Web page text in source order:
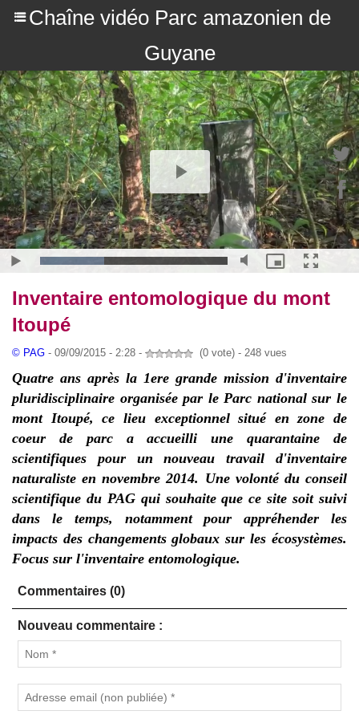
Chaîne vidéo Parc amazonien de
Guyane
Inventaire entomologique du mont
Itoupé
© PAG - 09/09/2015 - 2:28 - (0 vote) - 248 vues
Quatre ans après la 1ere grande mission d'inventaire
pluridisciplinaire organisée par le Parc national sur le
mont Itoupé, ce lieu exceptionnel situé en zone de
coeur de parc a accueilli une quarantaine de
scientifiques pour un nouveau travail d'inventaire
naturaliste en novembre 2014. Une volonté du conseil
scientifique du PAG qui souhaite que ce site soit suivi
dans le temps, notamment pour appréhender les
impacts des changements globaux sur les écosystèmes.
Focus sur l'inventaire entomologique.
Commentaires (0)
Nouveau commentaire :